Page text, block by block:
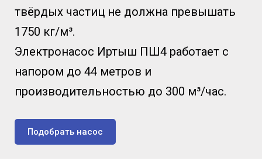
твёрдых частиц не должна превышать
1750 кг/м³.
Электронасос Иртыш ПШ4 работает с
напором до 44 метров и
производительностью до 300 м³/час.
Подобрать насос